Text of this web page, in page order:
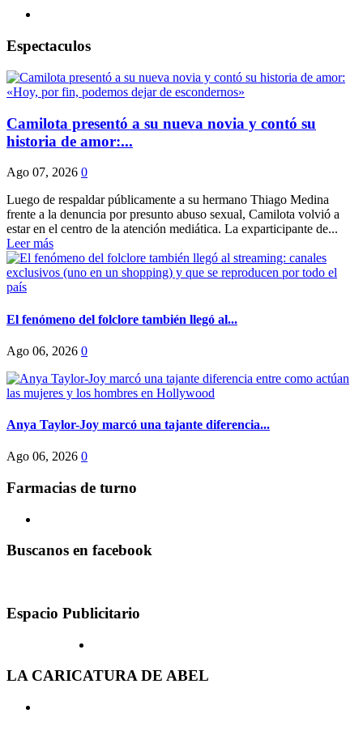
Espectaculos
Camilota presentó a su nueva novia y contó su
historia de amor:...
Ago 07, 2026 0
Luego de respaldar públicamente a su hermano Thiago Medina
frente a la denuncia por presunto abuso sexual, Camilota volvió a
estar en el centro de la atención mediática. La exparticipante de...
Leer más
El fenómeno del folclore también llegó al...
Ago 06, 2026 0
Anya Taylor-Joy marcó una tajante diferencia...
Ago 06, 2026 0
Farmacias de turno
Buscanos en facebook
Espacio Publicitario
LA CARICATURA DE ABEL